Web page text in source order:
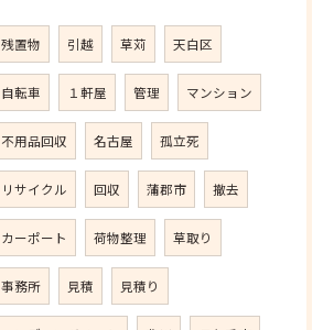
残置物 引越 草苅 天白区
自転車 １軒屋 管理 マンション
不用品回収 名古屋 孤立死
リサイクル 回収 蒲郡市 撤去
カーポート 荷物整理 草取り
事務所 見積 見積り